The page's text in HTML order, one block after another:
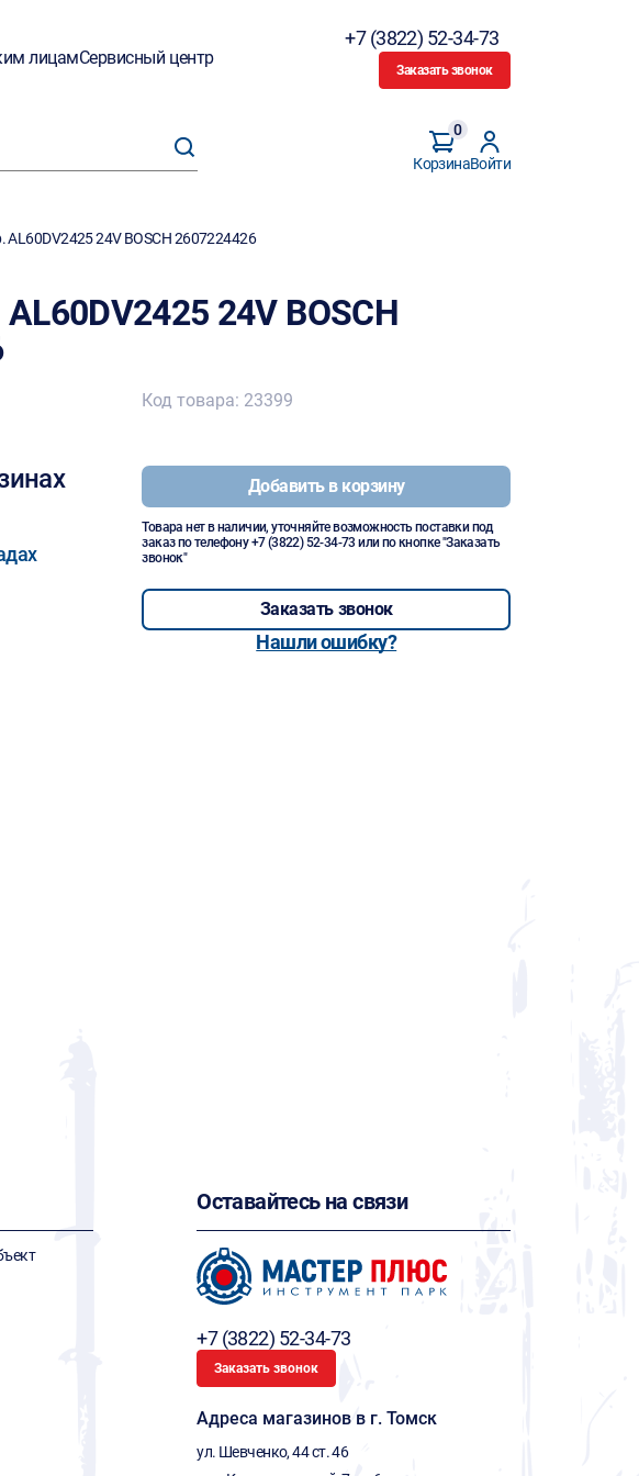
лицамСервисный центр
+7 (3822) 52-34-73
Заказать звонок
Корзина
0
Войти
AL60DV2425 24V BOSCH 2607224426
24V BOSCH
Код товара: 23399
Добавить в корзину
Товара нет в наличии, уточняйте возможность поставки под
заказ по телефону+7 (3822) 52-34-73 или по кнопке "Заказать
звонок"
Заказать звонок
Нашли ошибку?
Оставайтесь на связи
+7 (3822) 52-34-73
Заказать звонок
Адреса магазинов в г. Томск
ул. Шевченко, 44 ст. 46